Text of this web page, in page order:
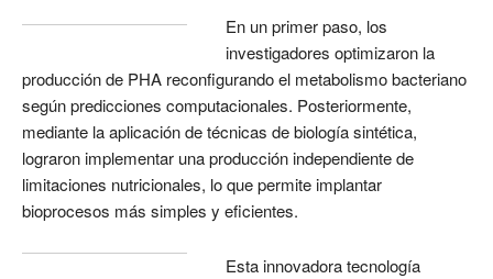
En un primer paso, los
investigadores optimizaron la
producción de PHA reconfigurando el metabolismo bacteriano
según predicciones computacionales. Posteriormente,
mediante la aplicación de técnicas de biología sintética,
lograron implementar una producción independiente de
limitaciones nutricionales, lo que permite implantar
bioprocesos más simples y eficientes.
Esta innovadora tecnología